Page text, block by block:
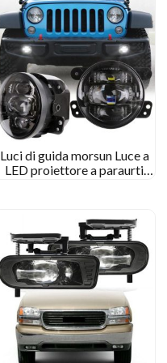
Luci di guida morsun Luce a
LED proiettore a paraurti